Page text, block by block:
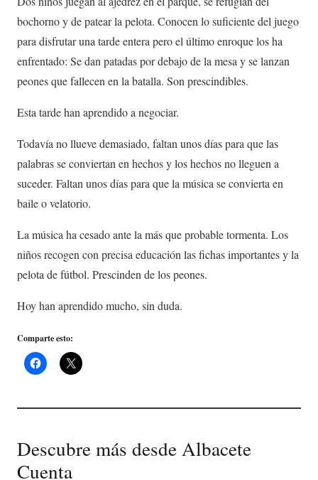
bochorno y de patear la pelota. Conocen lo suficiente del juego
para disfrutar una tarde entera pero el último enroque los ha
enfrentado: Se dan patadas por debajo de la mesa y se lanzan
peones que fallecen en la batalla. Son prescindibles.
Esta tarde han aprendido a negociar.
Todavía no llueve demasiado, faltan unos días para que las
palabras se conviertan en hechos y los hechos no lleguen a
suceder. Faltan unos días para que la música se convierta en
baile o velatorio.
La música ha cesado ante la más que probable tormenta. Los
niños recogen con precisa educación las fichas importantes y la
pelota de fútbol. Prescinden de los peones.
Hoy han aprendido mucho, sin duda.
Comparte esto:
Descubre más desde Albacete
Cuenta